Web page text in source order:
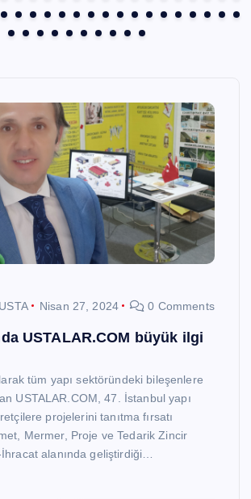
Nisan 27, 2024 0 Comments
USTALAR.COM büyük ilgi
tüm yapı sektöründeki bileşenlere
USTALAR.COM, 47. İstanbul yapı
projelerini tanıtma fırsatı
Mermer, Proje ve Tedarik Zincir
alanında geliştirdiği…